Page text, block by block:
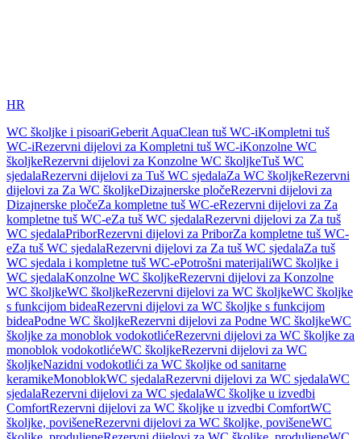
HR
WC školjke i pisoariGeberit AquaClean tuš WC-iKompletni tuš
WC-iRezervni dijelovi za Kompletni tuš WC-iKonzolne WC
školjkeRezervni dijelovi za Konzolne WC školjkeTuš WC
sjedalaRezervni dijelovi za Tuš WC sjedalaZa WC školjkeRezervni
dijelovi za Za WC školjkeDizajnerske pločeRezervni dijelovi za
Dizajnerske pločeZa kompletne tuš WC-eRezervni dijelovi za Za
kompletne tuš WC-eZa tuš WC sjedalaRezervni dijelovi za Za tuš
WC sjedalaPriborRezervni dijelovi za PriborZa kompletne tuš WC-
eZa tuš WC sjedalaRezervni dijelovi za Za tuš WC sjedalaZa tuš
WC sjedala i kompletne tuš WC-ePotrošni materijaliWC školjke i
WC sjedalaKonzolne WC školjkeRezervni dijelovi za Konzolne
WC školjkeWC školjkeRezervni dijelovi za WC školjkeWC školjke
s funkcijom bideaRezervni dijelovi za WC školjke s funkcijom
bideaPodne WC školjkeRezervni dijelovi za Podne WC školjkeWC
školjke za monoblok vodokotlićeRezervni dijelovi za WC školjke za
monoblok vodokotlićeWC školjkeRezervni dijelovi za WC
školjkeNazidni vodokotlići za WC školjke od sanitarne
keramikeMonoblokWC sjedalaRezervni dijelovi za WC sjedalaWC
sjedalaRezervni dijelovi za WC sjedalaWC školjke u izvedbi
ComfortRezervni dijelovi za WC školjke u izvedbi ComfortWC
školjke, povišeneRezervni dijelovi za WC školjke, povišeneWC